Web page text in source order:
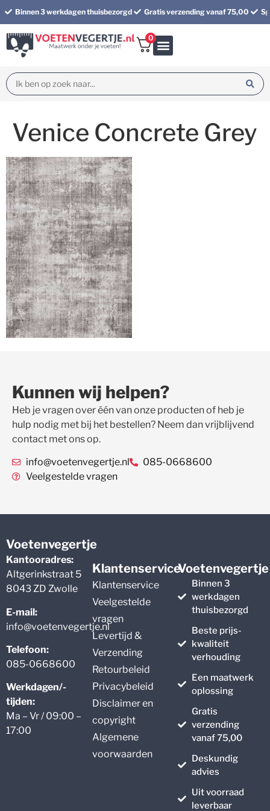
Binnen 3 werkdagen thuisbezorgd Gratis verzending vanaf 75,00
0
Venice Concrete Grey
Kunnen wij helpen?
Heb je vragen over één van onze producten of heb je
hulp nodig met bij het bestellen? Neem dan vrijblijvend
contact met ons op.
info@voetenvegertje.nl
085-0668600
Veelgestelde vragen
Voetenvegertje
Kantooradres:
Altgerinkstraat 5
8043 ZD Zwolle
E-mail:
info@voetenvegertje.nl
Telefoon:
085-0668600
Werkdagen/-
tijden:
Ma – Vr / 09:00 –
17:00
Klantenservice
Klantenservice
Veelgestelde
vragen
Levertijd &
Verzending
Retourbeleid
Privacybeleid
Disclaimer en
copyright
Algemene
voorwaarden
Voetenvegertje
Binnen 3
werkdagen
thuisbezorgd
Beste prijs-
kwaliteit
verhouding
Een maatwerk
oplossing
Gratis
verzending
vanaf 75,00
Deskundig
advies
Uit voorraad
leverbaar